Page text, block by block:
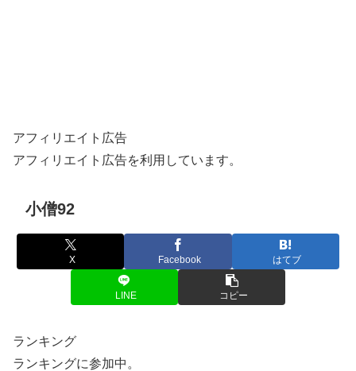
アフィリエイト広告
アフィリエイト広告を利用しています。
小僧92
X Facebook はてブ
LINE コピー
ランキング
ランキングに参加中。